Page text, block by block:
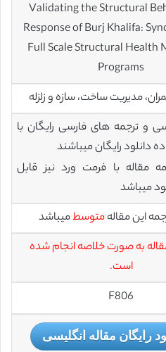
Validating the Structural
Response of Burj Khalifa:
Full Scale Structural Health
Programs
مدیریت ساخت، سازه و زلزله
و ترجمه های فارسی رایگان با
مقاله با فرمت ورد نیز قابل
میباشد
این مقالهمتوسطمیباشد
به صورت خلاصه انجام شده
است.
F806
رایگان مقاله انگلیسی